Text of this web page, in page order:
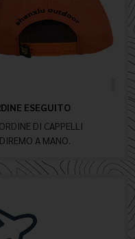
ESEGUITO
DI CAPPELLI
A MANO.